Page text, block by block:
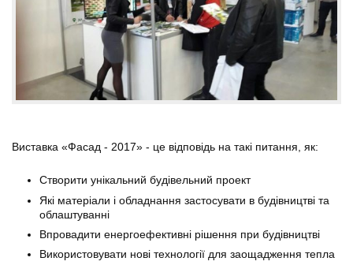
Виставка «Фасад - 2017» - це відповідь на такі питання, як:
Створити унікальний будівельний проект
Які матеріали і обладнання застосувати в будівництві та
облаштуванні
Впровадити енергоефективні рішення при будівництві
Використовувати нові технології для заощадження тепла